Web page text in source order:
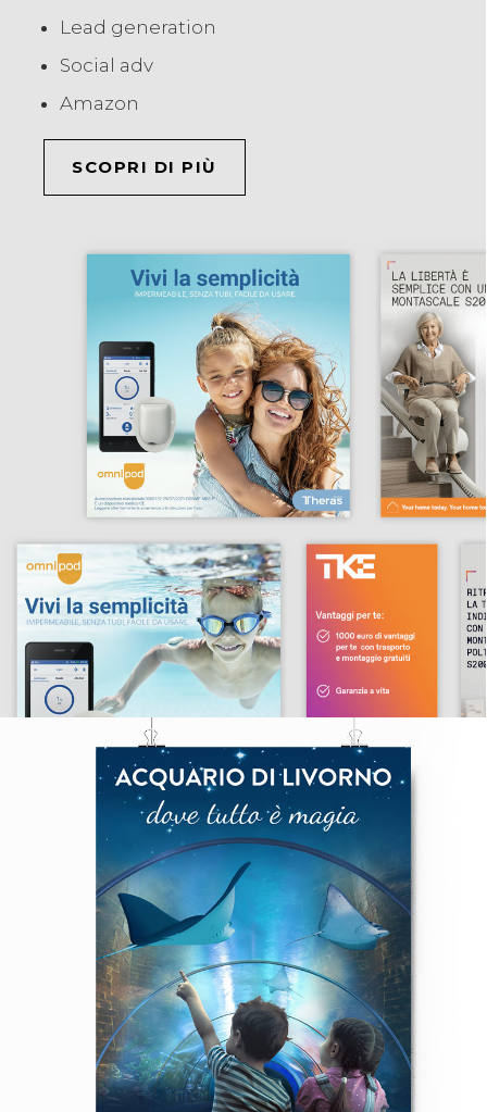
Lead generation
Social adv
Amazon
SCOPRI DI PIÙ